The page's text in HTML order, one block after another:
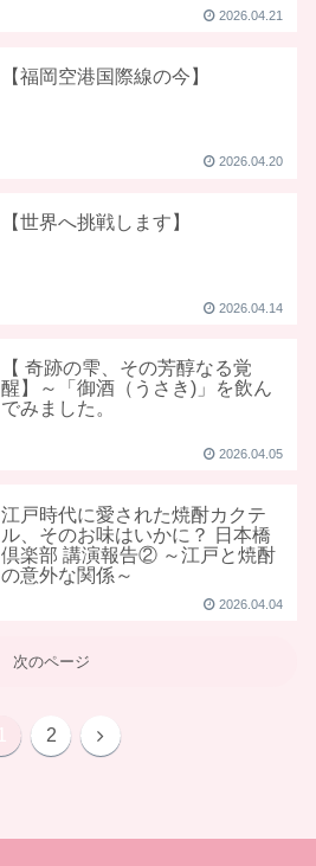
2026.04.21
【福岡空港国際線の今】
2026.04.20
【世界へ挑戦します】
2026.04.14
【 奇跡の雫、その芳醇なる覚
醒】～「御酒（うさき)」を飲ん
でみました。
2026.04.05
江戸時代に愛された焼酎カクテ
ル、そのお味はいかに？ 日本橋
倶楽部 講演報告② ～江戸と焼酎
の意外な関係～
2026.04.04
次のページ
2